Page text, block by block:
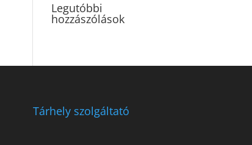
Legutóbbi
hozzászólások
Tárhely szolgáltató